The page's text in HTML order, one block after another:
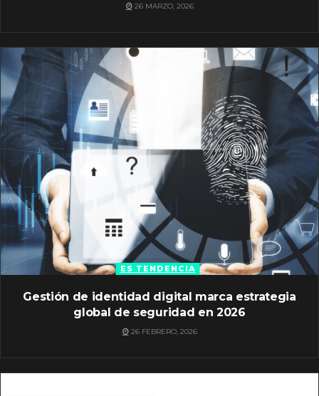
26 MARZO, 2026
ES TENDENCIA
Gestión de identidad digital marca estrategia
global de seguridad en 2026
26 FEBRERO, 2026